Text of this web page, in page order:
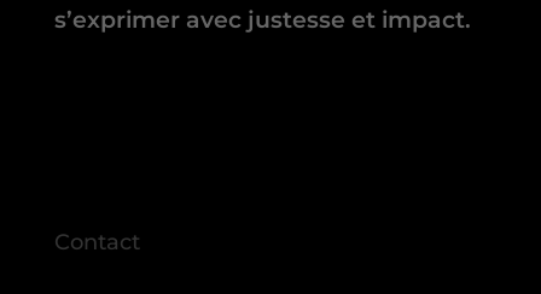
s’exprimer avec justesse et impact.
Contact